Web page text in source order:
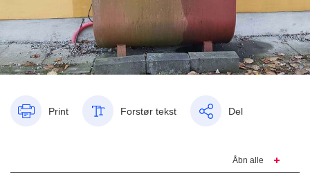
Print Forstør tekst Del
Åbn alle